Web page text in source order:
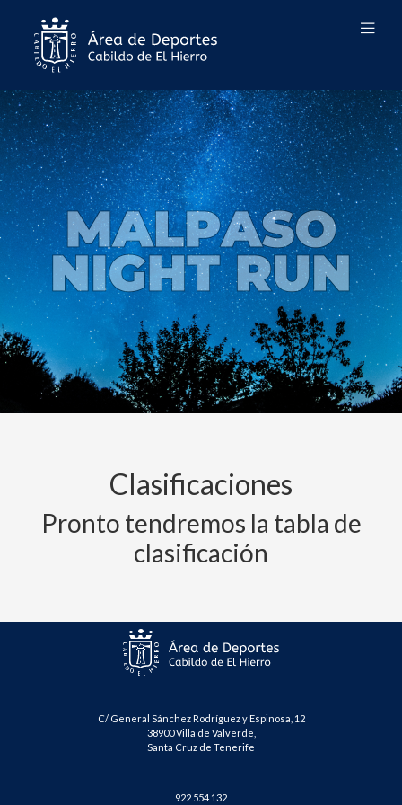
Clasificaciones
Pronto tendremos la tabla de
clasificación
C/ General Sánchez Rodríguez y Espinosa, 12
38900 Villa de Valverde,
Santa Cruz de Tenerife
922 554 132